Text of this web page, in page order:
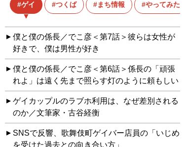
ゲイ つくば まち情報 やってみた
僕と僕の係長／でこ彦＜第7話＞彼らは女性が
好きで、僕は男性が好き
僕と僕の係長／でこ彦＜第6話＞係長の「頑張
れよ」は遠く先まで照らす灯のように頼もしい
ゲイカップルのラブホ利用は、なぜ差別される
のか／文筆家・古谷経衡
SNSで反響、歌舞伎町ゲイバー店員の「いじめ
を受けた過去との向き合い方」